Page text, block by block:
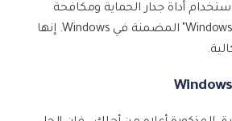
أداة جدار الحماية ومكافحة
الفيروسات "Windows Defender" المضمنة في Windows. إنها